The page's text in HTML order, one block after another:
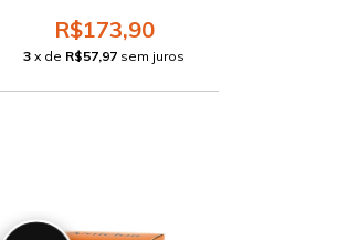
R$173,90
3 x de R$57,97 sem juros